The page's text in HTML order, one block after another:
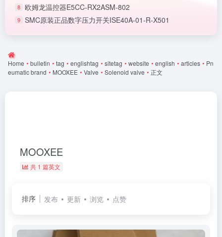
8 欧姆龙温控器E5CC-RX2ASM-802
9 SMC原装正品数字压力开关ISE40A-01-R-X501
Home • bulletin • tag • englishtag • sitetag • website • english • articles • Pn
eumatic brand • MOOXEE • Valve • Solenoid valve • 正文
MOOXEE
共 1 篇英文
排序 发布 更新 浏览 点赞